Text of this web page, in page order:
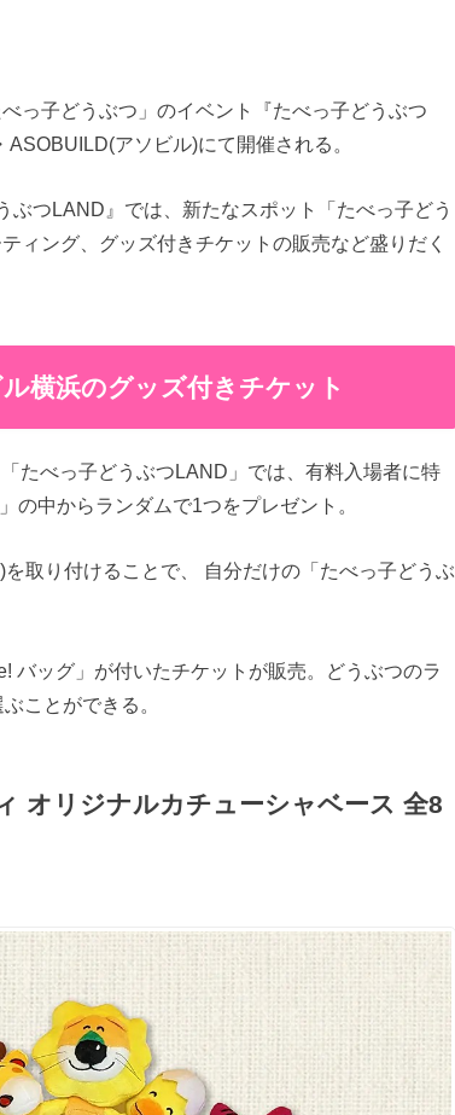
っ子どうぶつ」のイベント『たべっ子どうぶつ
アソビル)にて開催される。
つLAND』では、新たなスポット「たべっ子どう
ィング、グッズ付きチケットの販売など盛りだく
横浜のグッズ付きチケット
たべっ子どうぶつLAND」では、有料入場者に特
の中からランダムで1つをプレゼント。
取り付けることで、 自分だけの「たべっ子どうぶ
バッグ」が付いたチケットが販売。どうぶつのラ
ことができる。
オリジナルカチューシャベース 全8